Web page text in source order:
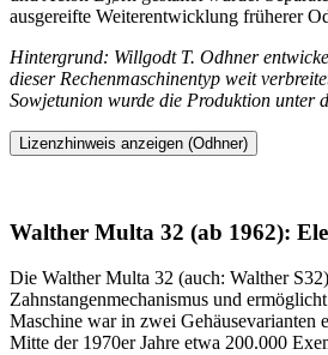
ausgereifte Weiterentwicklung früherer
Hintergrund: Willgodt T. Odhner
dieser Rechenmaschinentyp weit
Sowjetunion wurde die Produktion unter
Lizenzhinweis anzeigen (Odhner)
Walther Multa 32 (ab 1962):
Die Walther Multa 32 (auch: Walther
Zahnstangenmechanismus und
Maschine war in zwei Gehäusevarianten
Mitte der 1970er Jahre etwa 200.000